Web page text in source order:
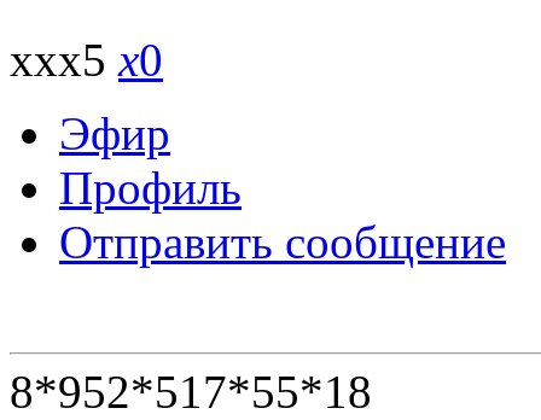
xxx5x0
Эфир
Профиль
Отправить сообщение
8*952*517*55*18